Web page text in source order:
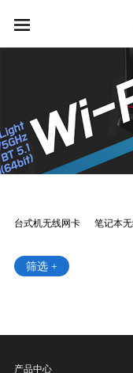
台式机无线网卡 笔记本
筛选 +
产品中心